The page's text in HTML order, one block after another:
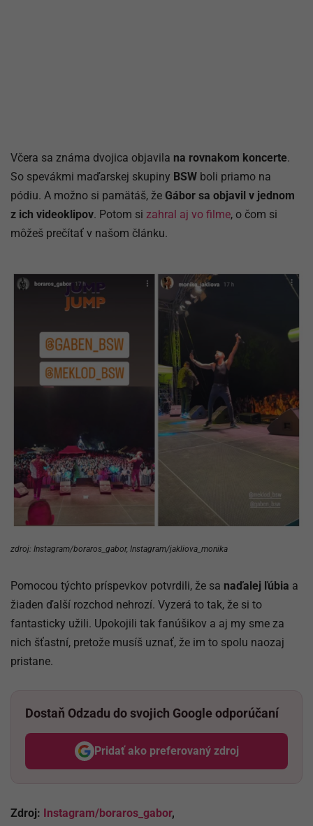
Včera sa známa dvojica objavila na rovnakom koncerte.
So spevákmi maďarskej skupiny BSW boli priamo na
pódiu. A možno si pamätáš, že Gábor sa objavil v jednom
z ich videoklipov. Potom si zahral aj vo filme, o čom si
môžeš prečítať v našom článku.
zdroj: Instagram/boraros_gabor, Instagram/jakliova_monika
Pomocou týchto príspevkov potvrdili, že sa naďalej ľúbia a
žiaden ďalší rozchod nehrozí. Vyzerá to tak, že si to
fantasticky užili. Upokojili tak fanúšikov a aj my sme za
nich šťastní, pretože musíš uznať, že im to spolu naozaj
pristane.
Dostaň Odzadu do svojich Google odporúčaní
Pridať ako preferovaný zdroj
Odzadu, odkaz sa otvorí v
Zdroj: Instagram/boraros_gabor,